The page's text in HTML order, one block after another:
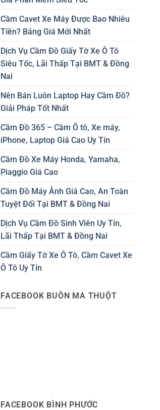
Cầm Cavet Xe Máy Được Bao Nhiêu
Tiền? Bảng Giá Mới Nhất
Dịch Vụ Cầm Đồ Giấy Tờ Xe Ô Tô
Siêu Tốc, Lãi Thấp Tại BMT & Đồng
Nai
Nên Bán Luôn Laptop Hay Cầm Đồ?
Giải Pháp Tốt Nhất
Cầm Đồ 365 – Cầm Ô tô, Xe máy,
iPhone, Laptop Giá Cao Uy Tín
Cầm Đồ Xe Máy Honda, Yamaha,
Piaggio Giá Cao
Cầm Đồ Máy Ảnh Giá Cao, An Toàn
Tuyệt Đối Tại BMT & Đồng Nai
Dịch Vụ Cầm Đồ Sinh Viên Uy Tín,
Lãi Thấp Tại BMT & Đồng Nai
Cầm Giấy Tờ Xe Ô Tô, Cầm Cavet Xe
Ô Tô Uy Tín
FACEBOOK BUÔN MA THUỘT
FACEBOOK BÌNH PHƯỚC